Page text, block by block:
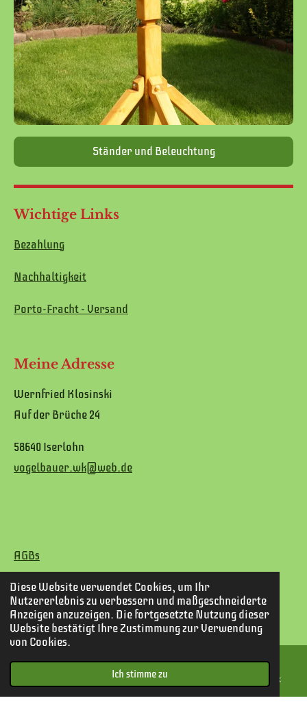
Diese Website verwendet Cookies, um Ihr
Nutzererlebnis zu verbessern und maßgeschneiderte
Anzeigen anzuzeigen. Die fortgesetzte Nutzung dieser
Website bestätigt Ihre Zustimmung zur Verwendung
von Cookies.
Ich stimme zu
Ständer und Beleuchtung
Wichtige Links
Bezahlung
Nachhaltigkeit
Porto-Fracht - Versand
Meine Adresse
Wernfried Klosinski
Auf der Brüche 24
58640 Iserlohn
vogelbauer.wk@web.de
AGBs
Widerrufsrecht
Datenschutz
Telefon Facebook